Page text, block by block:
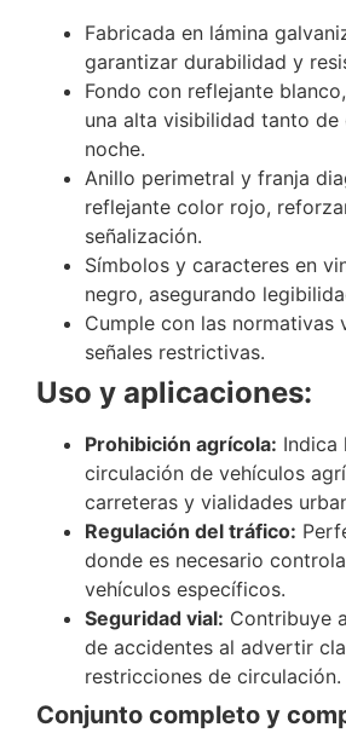
Fabricada en lámina
garantizar durabilidad y
Fondo con reflejante
una alta visibilidad tanto
noche.
Anillo perimetral y franja
reflejante color rojo,
señalización.
Símbolos y caracteres en
negro, asegurando
Cumple con las normativas
señales restrictivas.
Uso y aplicaciones:
Prohibición agrícola: Indica
circulación de vehículos
carreteras y vialidades
Regulación del tráfico:
donde es necesario
vehículos específicos.
Seguridad vial: Contribuye
de accidentes al advertir
restricciones de circulación.
Conjunto completo y